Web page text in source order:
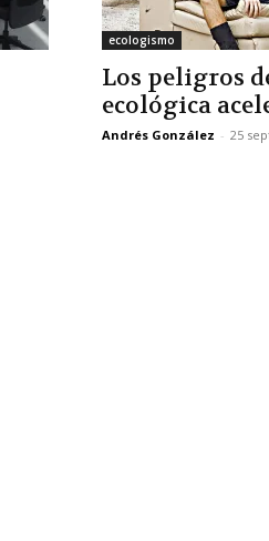
ecologismo
Los peligros
ecológica
Andrés González - 25